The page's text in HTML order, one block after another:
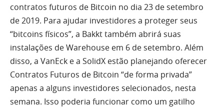
contratos futuros de Bitcoin no dia 23 de setembro
de 2019. Para ajudar investidores a proteger seus
“bitcoins físicos”, a Bakkt também abrirá suas
instalações de Warehouse em 6 de setembro. Além
disso, a VanEck e a SolidX estão planejando oferecer
Contratos Futuros de Bitcoin “de forma privada”
apenas a alguns investidores selecionados, nesta
semana. Isso poderia funcionar como um gatilho